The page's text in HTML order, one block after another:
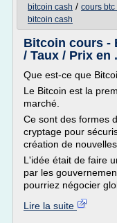
bitcoin cash / cours btc
bitcoin cash
Bitcoin cours -
/ Taux / Prix en
Que est-ce que
Le Bitcoin est la
marché.
Ce sont des formes
cryptage pour
création de
L'idée était de faire
par les
pourriez négocier
Lire la suite